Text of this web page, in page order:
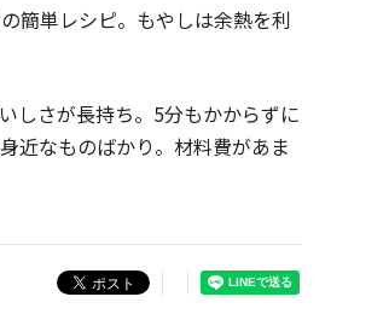
簡単レシピ。もやしは余熱を利
しさが長持ち。5分もかからずに
近なものばかり。材料費があま